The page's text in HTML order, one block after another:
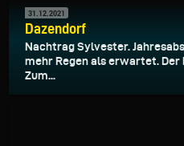
31.12.2021
Dazendorf
Nachtrag Sylvester.
mehr Regen als erwartet.
Zum...